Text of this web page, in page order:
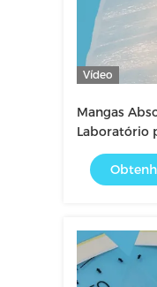
Vídeo
Mangas
Laboratório
de
contra
Laboratórios